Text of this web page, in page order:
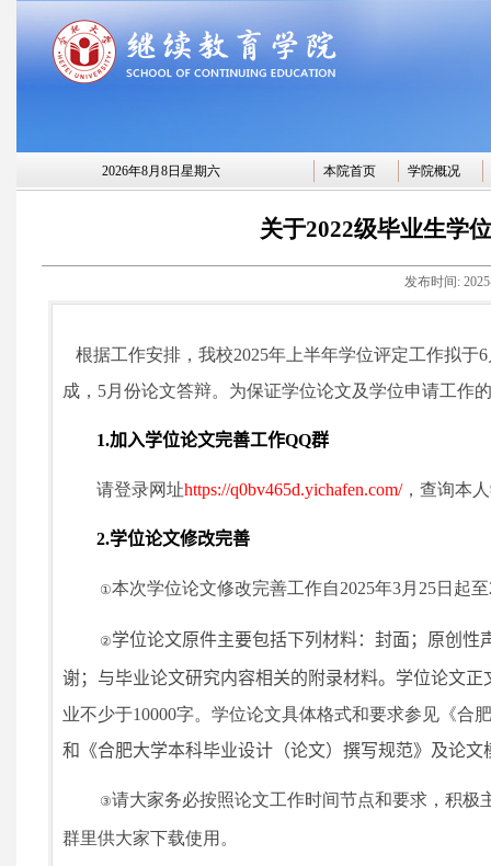
2026年8月8日星期六 本院首页 学院概况
关于2022级毕业生学
发布时间:
根据工作安排，我校2025年上半年学位评定工作拟于6
成， 5月份论文答辩。为保证学位论文及学位申请工作
1.加入学位论文完善工作QQ群
请登录网址https://q0bv465d.yichafen.com/，查询本
2.学位论文修改完善
①本次学位论文修改完善工作自2025年3月 25日起至
②学位论文原件主要包括下列材料：封面；原创
谢；与毕业论文研究内容相关的附录材料。学位论文正
业不少于10000字。学位论文具体格式和要求参见《合
和 《合肥大学本科毕业设计（论文）撰写规范》及论文
③请大家务必按照论文工作时间节点和要求，积
群里供大家下载使用。